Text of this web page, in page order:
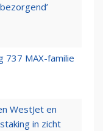
737 MAX-familie
WestJet en
in zicht